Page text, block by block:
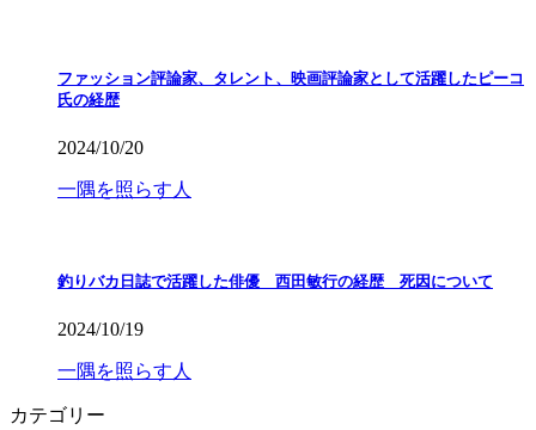
ファッション評論家、タレント、映画評論家として活躍したピーコ
氏の経歴
2024/10/20
一隅を照らす人
釣りバカ日誌で活躍した俳優 西田敏行の経歴 死因について
2024/10/19
一隅を照らす人
カテゴリー